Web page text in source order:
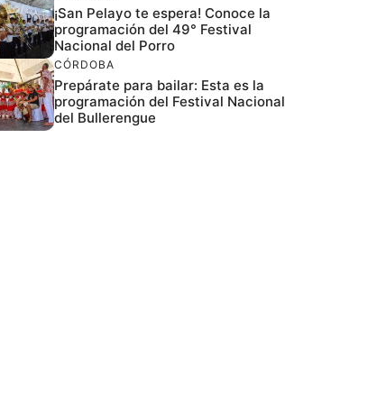
¡San Pelayo te espera! Conoce la
programación del 49° Festival
Nacional del Porro
CÓRDOBA
Prepárate para bailar: Esta es la
programación del Festival Nacional
del Bullerengue